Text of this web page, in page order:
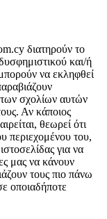
διατηρούν το
και/ή
να εκληφθεί
σχολίων αυτών
Αν κάποιος
θεωρεί ότι
περιεχομένου του,
για να
μας να κάνουν
τους πιο πάνω
οποιαδήποτε